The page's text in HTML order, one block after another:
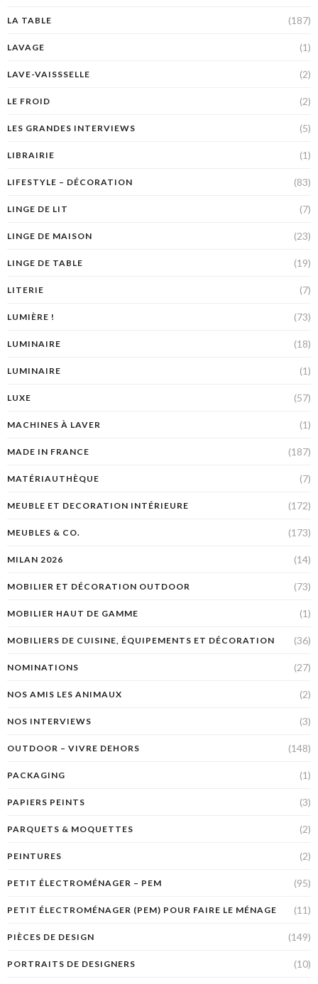
LA TABLE (187)
LAVAGE (1)
LAVE-VAISSSELLE (2)
LE FROID (2)
LES GRANDES INTERVIEWS (5)
LIBRAIRIE (1)
LIFESTYLE – DÉCORATION (83)
LINGE DE LIT (7)
LINGE DE MAISON (23)
LINGE DE TABLE (19)
LITERIE (7)
LUMIÈRE ! (73)
LUMINAIRE (18)
LUMINAIRE (1)
LUXE (57)
MACHINES À LAVER (1)
MADE IN FRANCE (187)
MATÉRIAUTHÈQUE (7)
MEUBLE ET DECORATION INTÉRIEURE (172)
MEUBLES & CO. (173)
MILAN 2026 (14)
MOBILIER ET DÉCORATION OUTDOOR (73)
MOBILIER HAUT DE GAMME (1)
MOBILIERS DE CUISINE, ÉQUIPEMENTS ET DÉCORATION (36)
NOMINATIONS (27)
NOS AMIS LES ANIMAUX (2)
NOS INTERVIEWS (3)
OUTDOOR – VIVRE DEHORS (148)
PACKAGING (1)
PAPIERS PEINTS (3)
PARQUETS & MOQUETTES (2)
PEINTURES (2)
PETIT ÉLECTROMÉNAGER – PEM (95)
PETIT ÉLECTROMÉNAGER (PEM) POUR FAIRE LE MÉNAGE (11)
PIÈCES DE DESIGN (149)
PORTRAITS DE DESIGNERS (10)